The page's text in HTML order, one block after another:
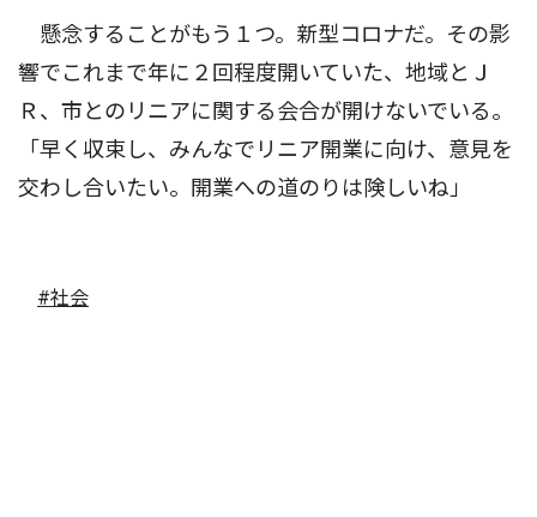
懸念することがもう１つ。新型コロナだ。その影
響でこれまで年に２回程度開いていた、地域とＪ
Ｒ、市とのリニアに関する会合が開けないでいる。
「早く収束し、みんなでリニア開業に向け、意見を
交わし合いたい。開業への道のりは険しいね」
#社会